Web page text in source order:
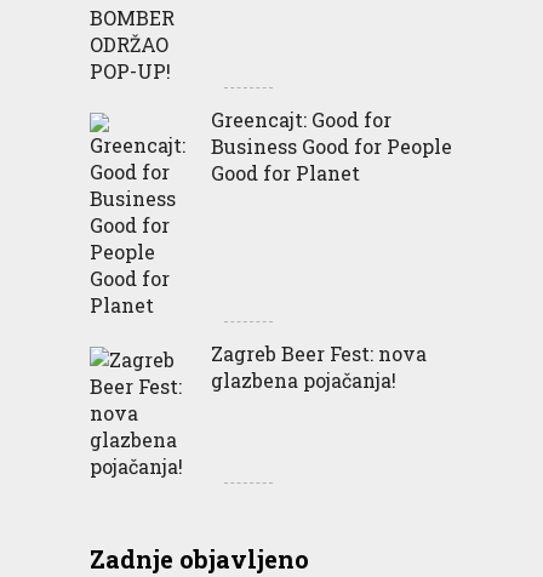
Greencajt: Good for
Business Good for People
Good for Planet
Zagreb Beer Fest: nova
glazbena pojačanja!
Zadnje objavljeno